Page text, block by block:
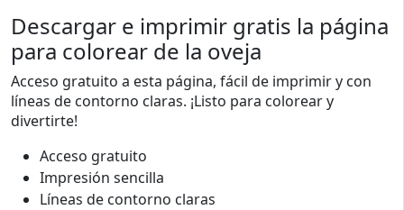
Descargar e imprimir gratis la página
para colorear de la oveja
Acceso gratuito a esta página, fácil de imprimir y con
líneas de contorno claras. ¡Listo para colorear y
divertirte!
Acceso gratuito
Impresión sencilla
Líneas de contorno claras